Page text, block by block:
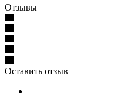
Отзывы
Оставить отзыв